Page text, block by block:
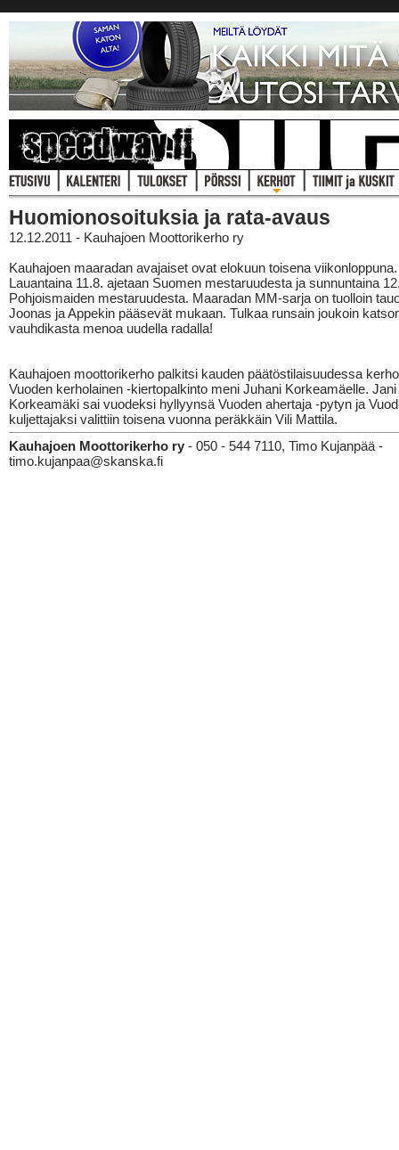
Huomionosoituksia ja rata-avaus
12.12.2011 - Kauhajoen Moottorikerho ry
Kauhajoen maaradan avajaiset ovat elokuun toisena viikonloppuna.
Lauantaina 11.8. ajetaan Suomen mestaruudesta ja sunnuntaina
Pohjoismaiden mestaruudesta. Maaradan MM-sarja on tuolloin
Joonas ja Appekin pääsevät mukaan. Tulkaa runsain joukoin
vauhdikasta menoa uudella radalla!
Kauhajoen moottorikerho palkitsi kauden päätöstilaisuudessa
Vuoden kerholainen -kiertopalkinto meni Juhani Korkeamäelle. Jani
Korkeamäki sai vuodeksi hyllyynsä Vuoden ahertaja -pytyn ja
kuljettajaksi valittiin toisena vuonna peräkkäin Vili Mattila.
Kauhajoen Moottorikerho ry - 050 - 544 7110, Timo Kujanpää -
timo.kujanpaa@skanska.fi